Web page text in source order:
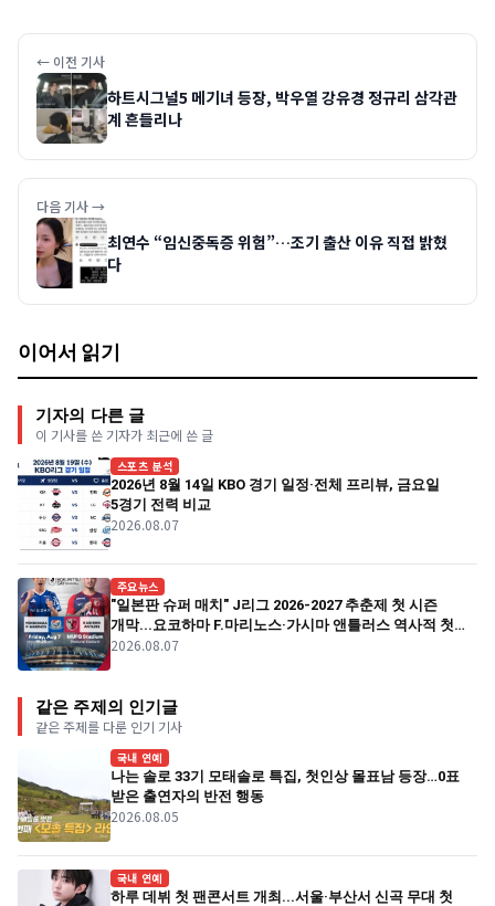
← 이전 기사
하트시그널5 메기녀 등장, 박우열 강유경 정규리 삼각관
계 흔들리나
다음 기사 →
최연수 “임신중독증 위험”…조기 출산 이유 직접 밝혔
다
이어서 읽기
기자의 다른 글
이 기사를 쓴 기자가 최근에 쓴 글
스포츠 분석
2026년 8월 14일 KBO 경기 일정·전체 프리뷰, 금요일
5경기 전력 비교
2026.08.07
주요뉴스
"일본판 슈퍼 매치" J리그 2026-2027 추춘제 첫 시즌
개막...요코하마 F.마리노스·가시마 앤틀러스 역사적 첫
경기
2026.08.07
같은 주제의 인기글
같은 주제를 다룬 인기 기사
국내 연예
나는 솔로 33기 모태솔로 특집, 첫인상 몰표남 등장…0표
받은 출연자의 반전 행동
2026.08.05
국내 연예
하루 데뷔 첫 팬콘서트 개최...서울·부산서 신곡 무대 첫